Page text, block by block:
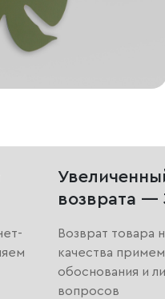
возврата —
Возврат товара
качества
обоснования и
вопросов